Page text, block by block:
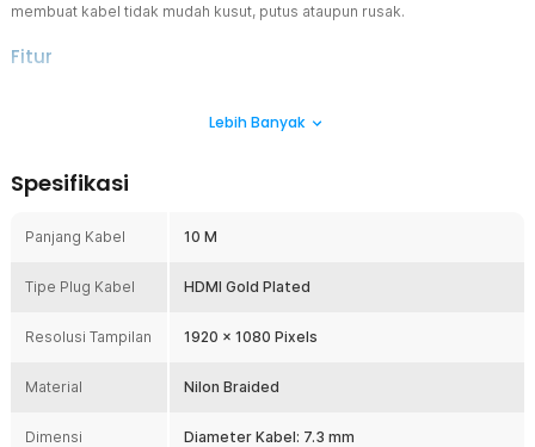
membuat kabel tidak mudah kusut, putus ataupun rusak.
Fitur
Kabel HDMI ini mendukung resolusi hingga 1920 x 1080 pixels
Konektor HDMI Gold Plated
kontak antar perangkat. Selain membantu transmisi sinyal yang
menjadi lebih awet untuk penggunaan jangka panjang.
Kabel HDMI ini memiliki diameter 7.3 mm, lebih besar dibanding
menjaga kestabilan aliran data sehingga risiko delay atau gangguan
jauh antar perangkat HDMI.
Lebih Banyak
Spesifikasi
Panjang Kabel 10 M
Tipe Plug Kabel HDMI Gold Plated
Resolusi Tampilan 1920 x 1080 Pixels
Material Nilon Braided
Dimensi Diameter Kabel: 7.3 mm